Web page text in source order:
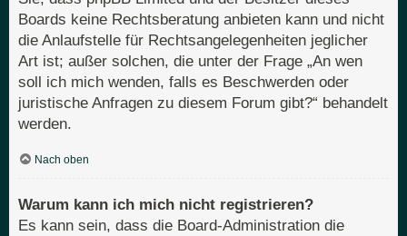
Boards keine Rechtsberatung anbieten kann und nicht
die Anlaufstelle für Rechtsangelegenheiten jeglicher
Art ist; außer solchen, die unter der Frage „An wen
soll ich mich wenden, falls es Beschwerden oder
juristische Anfragen zu diesem Forum gibt?“ behandelt
werden.
Nach oben
Warum kann ich mich nicht registrieren?
Es kann sein, dass die Board-Administration die